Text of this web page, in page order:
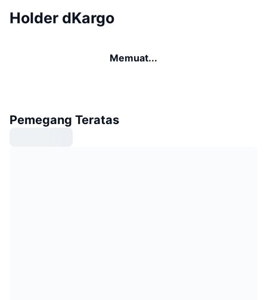
Holder dKargo
Memuat...
Pemegang Teratas